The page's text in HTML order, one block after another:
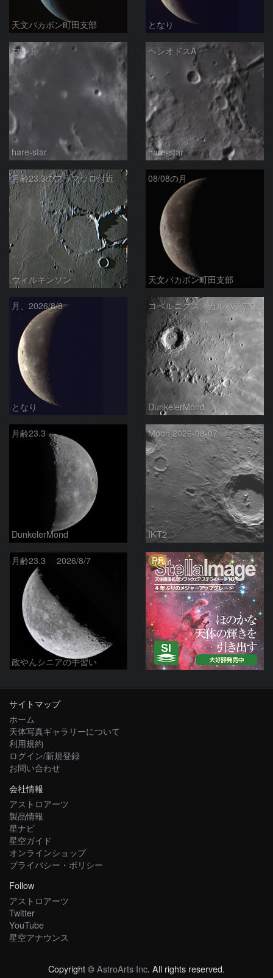
天文バカボン町田支部 となり
マルト
hare-star
ヘシオドスA
hare-star
月齢23.3のフラマウロ付近
ウィルキンソン
08/08の月
天文バカボン町田支部
月、2026/8/8
となり
コペルニクス、カルパチア山脈付近
DunkelerMond
月齢23.3
DunkelerMond
Moon 2026-08-07
IKT2
月齢23.3 2026/8/7
政やんシニアの手習い
PR
サイトマップ
ホーム
天体写真ギャラリーについて
利用規約
ログイン/新規登録
お問い合わせ
会社情報
アストロアーツ
製品情報
星ナビ
星空ガイド
オンラインショップ
プライバシー・ポリシー
Follow
アストロアーツ
Twitter
YouTube
星空アナウンス
Copyright ©AstroArts Inc. All rights reserved.